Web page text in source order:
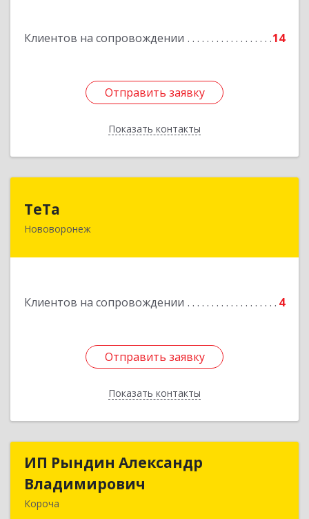
Клиентов на сопровождении 14
Отправить заявку
Показать контакты
Отправить заявку
Назад
ТеТа
Нововоронеж
Клиентов на сопровождении 4
Отправить заявку
Показать контакты
396 073, Нововоронеж г, а/я, дом № 30
Отправить заявку
Назад
ИП Рындин Александр
Владимирович
Короча
ИП Рындин Александр